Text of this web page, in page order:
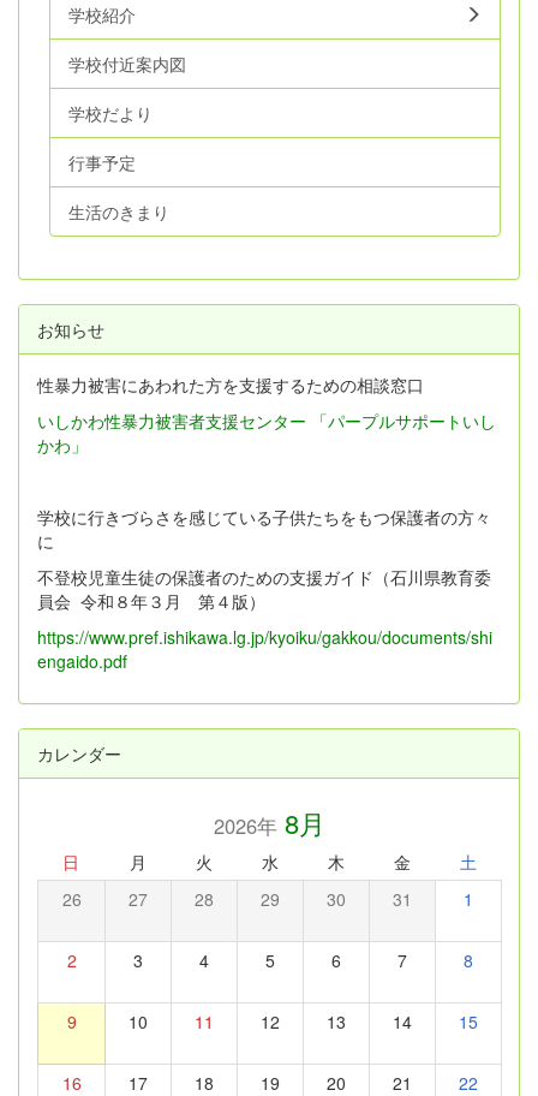
学校紹介
学校付近案内図
学校だより
行事予定
生活のきまり
お知らせ
性暴力被害にあわれた方を支援するための相談窓口
いしかわ性暴力被害者支援センター 「パープルサポートいし
かわ」
学校に行きづらさを感じている子供たちをもつ保護者の方々
に
不登校児童生徒の保護者のための支援ガイド（石川県教育委
員会 令和８年３月 第４版）
https://www.pref.ishikawa.lg.jp/kyoiku/gakkou/documents/shi
engaido.pdf
カレンダー
2026年8月
日 月 火 水 木 金 土
26 27 28 29 30 31 1
2 3 4 5 6 7 8
9 10 11 12 13 14 15
16 17 18 19 20 21 22